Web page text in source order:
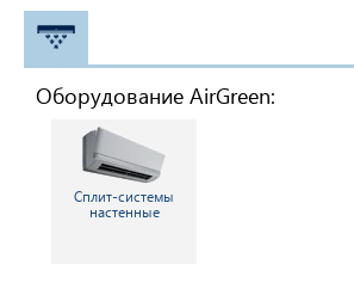
Оборудование AirGreen:
Сплит-системы
настенные